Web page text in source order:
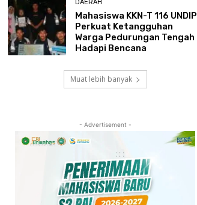
DAERAH
Mahasiswa KKN-T 116 UNDIP
Perkuat Ketangguhan
Warga Pedurungan Tengah
Hadapi Bencana
Muat lebih banyak
- Advertisement -